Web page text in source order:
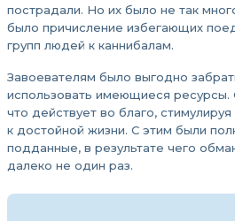
пострадали. Но их было не так
было причисление избегающих
групп людей к каннибалам.
Завоевателям было выгодно
использовать имеющиеся ресурсы.
что действует во благо,
к достойной жизни. С этим были
подданные, в результате чего
далеко не один раз.